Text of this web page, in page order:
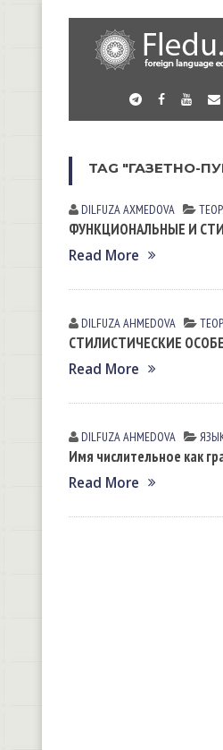
TAG "ГАЗЕТНО-
DILFUZA АXMEDOVА
ФУНКЦИОНАЛЬНЫЕ И
Read More
DILFUZA АHMEDOVА
СТИЛИСТИЧЕСКИЕ
Read More
DILFUZA АHMEDOVА
Имя числительное как
Read More